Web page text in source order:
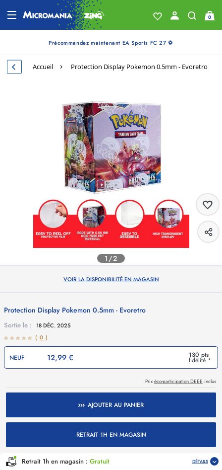
0
Précommandez maintenant EA Sports FC 27 ⚽
Accueil Protection Display Pokemon 0.5mm - Evoretro
1/2
VOIR LA DISPONIBILITÉ EN MAGASIN
Protection Display Pokemon 0.5mm - Evoretro
Sortie le :
18 DÉC. 2025
( 0 )
NEUF 12,99 € 130 pts
fidélité *
Prix éco-participation DEEE inclus
AJOUTER AU PANIER
RETRAIT 1H EN MAGASIN
Retrait 1h en magasin : Gratuit DÉTAILS